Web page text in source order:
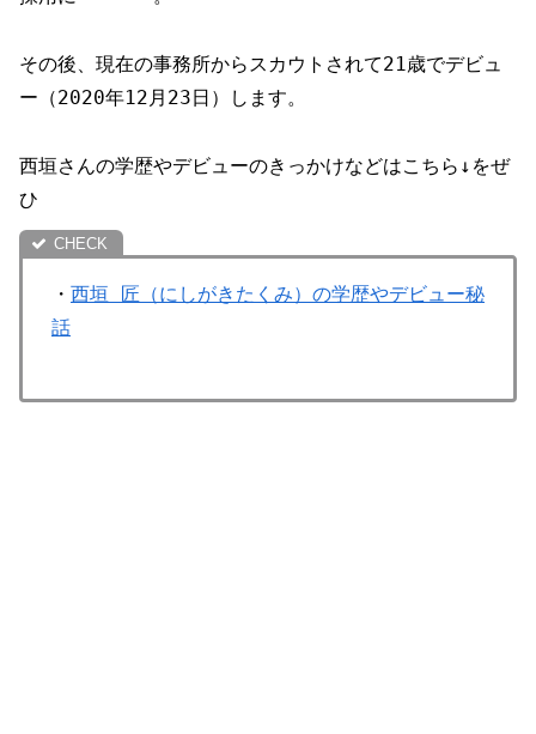
その後、現在の事務所からスカウトされて21歳でデビュ
ー（2020年12月23日）します。
西垣さんの学歴やデビューのきっかけなどはこちら↓をぜ
ひ
・ 西垣 匠（にしがきたくみ）の学歴やデビュー秘
話